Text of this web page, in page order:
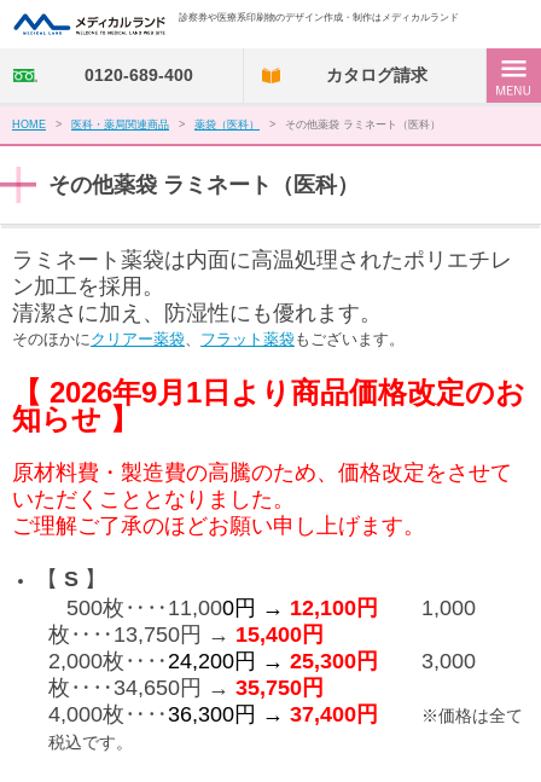
診察券や医療系印刷物のデザイン作成・制作はメディカルランド
0120-689-400 カタログ請求
HOME > 医科・薬局関連商品 > 薬袋（医科） > その他薬袋 ラミネート（医科）
その他薬袋 ラミネート（医科）
ラミネート薬袋は内面に高温処理されたポリエチレ
ン加工を採用。
清潔さに加え、防湿性にも優れます。
そのほかにクリアー薬袋、 フラット薬袋もございます。
【 2026年9月1日より 商品価格改定のお
知らせ 】
原材料費・製造費の高騰のため、価格改定をさせて
いただくこととなりました。
ご理解ご了承のほどお願い申し上げます。
【 S 】
500枚‥‥11,000円 → 12,100円
1,000
枚‥‥ 13,750円 → 15,400円
2,000枚‥‥24,200円 → 25,300円
3,000
枚‥‥ 34,650円 → 35,750円
4,000枚‥‥36,300円 → 37,400円
※価格は全て
税込です。